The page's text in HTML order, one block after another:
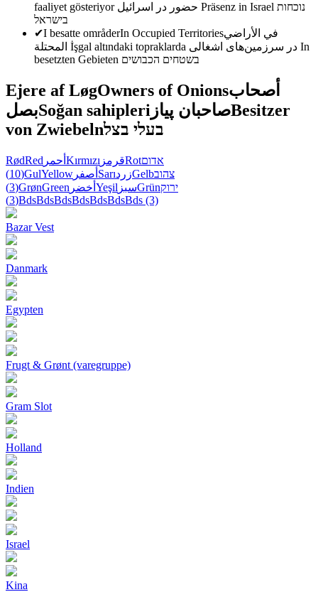
faaliyet gösteriyor
Präsenz in Israel נוכחות
בישראל
✔I besatte områderIn Occupied Territoriesفي الأراضي
İşgal altındaki topraklarda
In
besetzten Gebieten בשטחים הכבושים
Ejere af LøgOwners of Onionsأصحاب
بصلSoğan sahipleri صاحبان پیازBesitzer
von Zwiebelnבעלי בצל
RødRed أحمر Kırmızı قرمزRotאדום
(10)GulYellow أصفر SarıزردGelbצהוב
(3)GrønGreen أخضر Yeşil سبزGrünירוק
(3)BdsBdsBdsBdsBdsBdsBds (3)
Bazar Vest
Danmark
Egypten
Frugt & Grønt (varegruppe)
Gram Slot
Holland
Indien
Israel
Kina